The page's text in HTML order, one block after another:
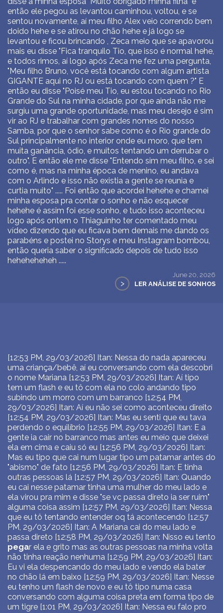
então ele pegou as levantou caminhou, voltou, e se
sentou novamente, aí meu filho Alex veio correndo bem
doido hehe e se atirou no chão hehe e já logo se
levantou e ficou brincando , Zeca meio que se apavorou
mais eu disse "Fica tranquilo Tio, que isso é normal hehe,
e todos rimos, aí logo após Zeca me fez uma pergunta,
"Meu filho Bruno, você está tocando com algum artista
GIGANTE aqui no RJ ou está tocando com quem ?" E
então eu disse "Poisé meu Tio, eu estou tocando no Rio
Grande do Sul na minha cidade, por que ainda não me
surgiu uma grande oportunidade, mas meu desejo é sim
vir ao RJ e trabalhar com grandes nomes do nosso
Samba, por que o senhor sabe como é o Rio grande do
Sul principalmente no interior onde eu moro, que tem
muita ganância, ódio, e muitos tentando um derrubar o
outro". E então ele me disse "Entendo sim meu filho, e sei
como é, mas na minha época de menino, eu andava
com o Arlindo e isso não existia a gente se reunia e
curtia muito" ..... Foi então que acordei hehehe e chamei
minha esposa pra contar o sonho e não esquecer
hehehe é assim foi esse sonho, e tudo isso aconteceu
logo após ontem o Thiaguinho ter comentado meu
vídeo dizendo que eu ficava bem demais me dando os
parabéns e postei no Storys e meu Instagram bombou,
então queria saber o significado depois de tudo isso
heheheheheh .....
June 20, 2026
> LER ANÁLISE DE SONHOS
[12:53 PM, 29/03/2026] Itan: Nessa do nada apareceu
uma criança/bebê, aí eu conversando com ela descobri
o nome Mariana [12:53 PM, 29/03/2026] Itan: Aí tipo
tem um flash e eu tô com ela no colo andando tipo
subindo um morro com um barranco [12:54 PM,
29/03/2026] Itan: Aí eu não sei como aconteceu direito
[12:54 PM, 29/03/2026] Itan: Mas eu senti que eu tava
perdendo o equilíbrio [12:55 PM, 29/03/2026] Itan: E a
gente ia cair no barranco mas antes eu meio que deixei
ela em cima e caiu só eu [12:56 PM, 29/03/2026] Itan:
Mas eu tipo que cai num lugar tipo um patamar antes do
"abismo" de fato [12:56 PM, 29/03/2026] Itan: E tinha
outras pessoas lá [12:57 PM, 29/03/2026] Itan: Quando
eu cai nesse patamar tinha uma mulher do meu lado e
ela virou pra mim e disse "se vc passa direto ia ser ruim"
alguma coisa assim [12:57 PM, 29/03/2026] Itan: Nessa
que eu tô tentando entender oq tá acontecendo [12:57
PM, 29/03/2026] Itan: A Mariana cai do meu lado e
passa direto [12:58 PM, 29/03/2026] Itan: Nisso eu tento
pegar ela e grito mas as outras pessoas na minha volta
não tinha reação nenhuma [12:59 PM, 29/03/2026] Itan:
Eu vi ela despencando do meu lado e vendo ela bater
no chão lá em baixo [12:59 PM, 29/03/2026] Itan: Nesse
eu tenho um flash de novo e eu tô tipo numa casa
conversando com alguma coisa preta em forma tipo de
um tigre [1:01 PM, 29/03/2026] Itan: Nessa eu falo pro